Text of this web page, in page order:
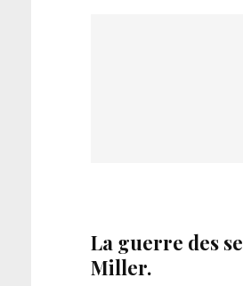
La guerre des
Miller.